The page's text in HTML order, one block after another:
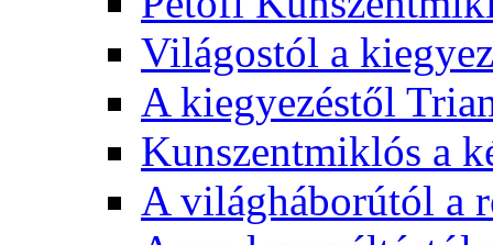
Világostól a
A kiegyezéstől
Kunszentmiklós a
A világháborútól a